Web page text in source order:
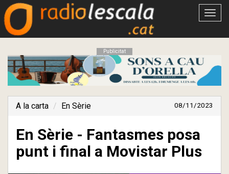
Obrir
Publicitat
A la carta En Sèrie 08/11/2023
En Sèrie - Fantasmes posa
punt i final a Movistar Plus